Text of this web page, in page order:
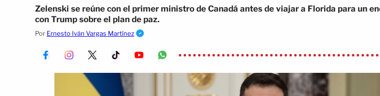
Zelenski se reúne con el primer ministro de Canadá antes de viajar a Florida para un
con Trump sobre el plan de paz.
Por Ernesto Iván Vargas Martínez